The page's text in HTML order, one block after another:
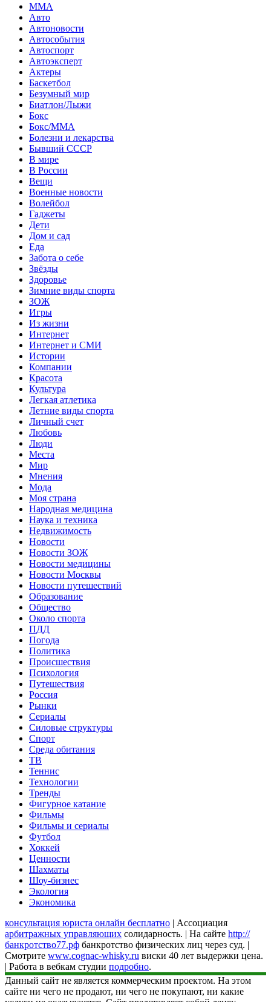
MMA
Авто
Автоновости
Автособытия
Автоспорт
Автоэксперт
Актеры
Баскетбол
Безумный мир
Биатлон/Лыжи
Бокс
Бокс/MMA
Болезни и лекарства
Бывший СССР
В мире
В России
Вещи
Военные новости
Волейбол
Гаджеты
Дети
Дом и сад
Еда
Забота о себе
Звёзды
Здоровье
Зимние виды спорта
ЗОЖ
Игры
Из жизни
Интернет
Интернет и СМИ
Истории
Компании
Красота
Культура
Легкая атлетика
Летние виды спорта
Личный счет
Любовь
Люди
Места
Мир
Мнения
Мода
Моя страна
Народная медицина
Наука и техника
Недвижимость
Новости
Новости ЗОЖ
Новости медицины
Новости Москвы
Новости путешествий
Образование
Общество
Около спорта
ПДД
Погода
Политика
Происшествия
Психология
Путешествия
Россия
Рынки
Сериалы
Силовые структуры
Спорт
Среда обитания
ТВ
Теннис
Технологии
Тренды
Фигурное катание
Фильмы
Фильмы и сериалы
Футбол
Хоккей
Ценности
Шахматы
Шоу-бизнес
Экология
Экономика
консультация юриста онлайн бесплатно | Ассоциация
арбитражных управляющих солидарность. | На сайте http://
банкротство77.рф банкротство физических лиц через суд. |
Смотрите www.cognac-whisky.ru виски 40 лет выдержки цена.
| Работа в вебкам студии подробно.
Данный сайт не является коммерческим проектом. На этом
сайте ни чего не продают, ни чего не покупают, ни какие